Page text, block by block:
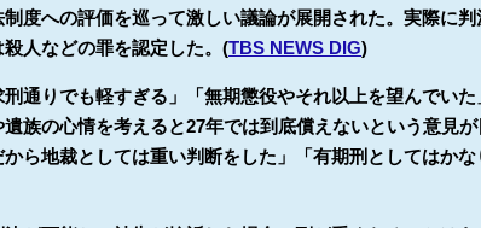
度への評価を巡って激しい議論が展開された。実際に判
人などの罪を認定した。(TBS NEWS DIG)
通りでも軽すぎる」「無期懲役やそれ以上を望んでい
族の心情を考えると27年では到底償えないという意見
ら地裁としては重い判断をした」「有期刑としてはかな